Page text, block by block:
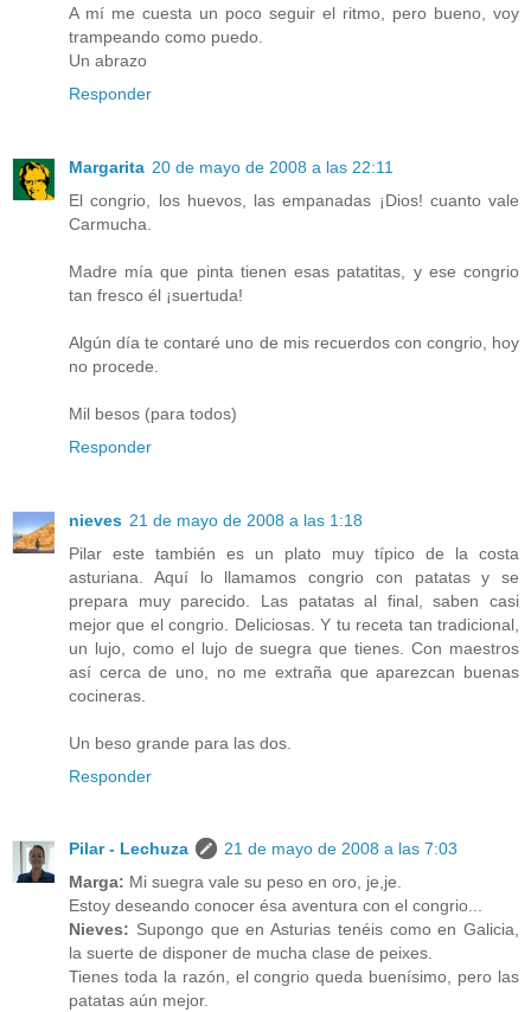
A mí me cuesta un poco seguir el ritmo, pero bueno, voy
trampeando como puedo.
Un abrazo
Responder
Margarita 20 de mayo de 2008 a las 22:11
El congrio, los huevos, las empanadas ¡Dios! cuanto vale
Carmucha.
Madre mía que pinta tienen esas patatitas, y ese congrio
tan fresco él ¡suertuda!
Algún día te contaré uno de mis recuerdos con congrio, hoy
no procede.
Mil besos (para todos)
Responder
nieves 21 de mayo de 2008 a las 1:18
Pilar este también es un plato muy típico de la costa
asturiana. Aquí lo llamamos congrio con patatas y se
prepara muy parecido. Las patatas al final, saben casi
mejor que el congrio. Deliciosas. Y tu receta tan tradicional,
un lujo, como el lujo de suegra que tienes. Con maestros
así cerca de uno, no me extraña que aparezcan buenas
cocineras.
Un beso grande para las dos.
Responder
Pilar - Lechuza
21 de mayo de 2008 a las 7:03
Marga: Mi suegra vale su peso en oro, je,je.
Estoy deseando conocer ésa aventura con el congrio...
Nieves: Supongo que en Asturias tenéis como en Galicia,
la suerte de disponer de mucha clase de peixes.
Tienes toda la razón, el congrio queda buenísimo, pero las
patatas aún mejor.